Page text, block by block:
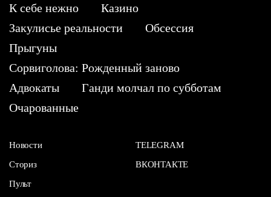
К себе нежно
Казино
Закулисье реальности
Обсессия
Прыгуны
Сорвиголова: Рожденный заново
Адвокаты
Ганди молчал по субботам
Очарованные
Новости
Сториз
Пульт
TELEGRAM
ВКОНТАКТЕ